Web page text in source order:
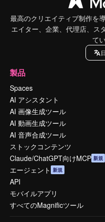
最高のクリエイティブ制作を
エイター、企業、代理店、ス
て
製品
Spaces
AI アシスタント
AI 画像生成ツール
AI 動画生成ツール
AI 音声合成ツール
ストックコンテンツ
Claude/ChatGPT向けMCP 新規
エージェント 新規
API
モバイルアプリ
すべてのMagnificツール